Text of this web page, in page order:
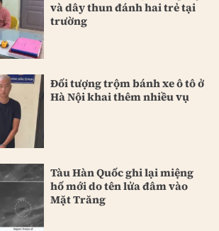
và dây thun đánh hai trẻ tại
trường
Đối tượng trộm bánh xe ô tô ở
Hà Nội khai thêm nhiều vụ
Tàu Hàn Quốc ghi lại miệng
hố mới do tên lửa đâm vào
Mặt Trăng